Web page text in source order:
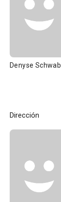
Denyse Schwab
Dirección